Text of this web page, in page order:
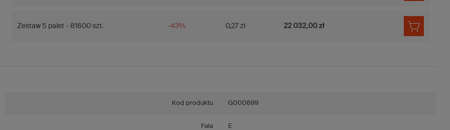
Zestaw 5 palet - 81600 szt. -43% 0,27 zł 22 032,00 zł
Kod produktu G000699
Fala E